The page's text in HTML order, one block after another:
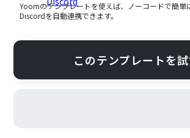
Yoomのテンプレートを使えば、ノーコードで簡単
Discordを自動連携できます。
このテンプレートを